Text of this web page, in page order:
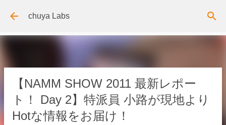
スキップしてメイン コンテンツに移動
chuya Labs
【NAMM SHOW 2011 最新レポー
ト！ Day 2】特派員 小路が現地より
Hotな情報をお届け！